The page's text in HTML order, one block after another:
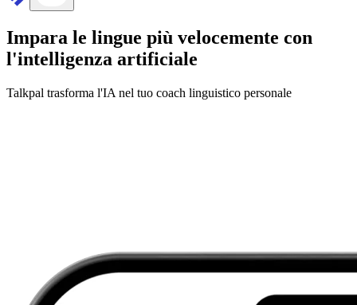
Impara le lingue più velocemente con
l'intelligenza artificiale
Talkpal trasforma l'IA nel tuo coach linguistico personale